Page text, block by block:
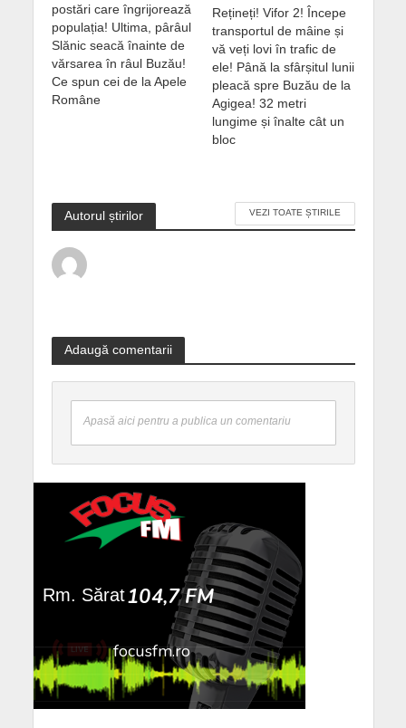
postări care îngrijorează
populația! Ultima, pârâul
Slănic seacă înainte de
vărsarea în râul Buzău!
Ce spun cei de la Apele
Române
Rețineți! Vifor 2! Începe
transportul de mâine și
vă veți lovi în trafic de
ele! Până la sfârșitul lunii
pleacă spre Buzău de la
Agigea! 32 metri
lungime și înalte cât un
bloc
Autorul știrilor VEZI TOATE ȘTIRILE
Adaugă comentarii
Apasă aici pentru a publica un comentariu